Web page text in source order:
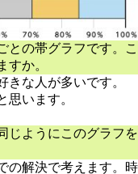
との帯グラフです。こ
すか。
きな人が多いです。
思います。
じようにこのグラフを
の解決で考えます。時